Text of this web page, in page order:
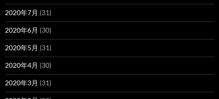
2020年7月 (31)
2020年6月 (30)
2020年5月 (31)
2020年4月 (30)
2020年3月 (31)